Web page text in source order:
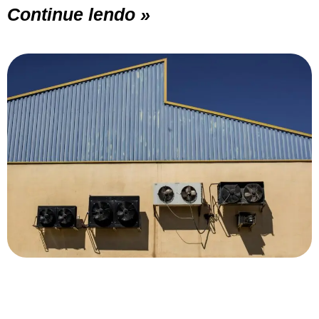
Continue lendo »